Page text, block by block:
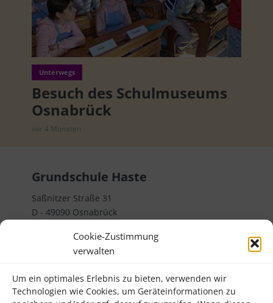
Cookie-Zustimmung
verwalten
Um ein optimales Erlebnis zu bieten, verwenden wir
Technologien wie Cookies, um Geräteinformationen zu
Unterwegs
Besuch des Schulmuseums
Osnabrück
vor 4 Monaten
Grundschule Haste
Saßnitzer Straße 31
D - 49090 Osnabrück
Rechtliches
Impressum